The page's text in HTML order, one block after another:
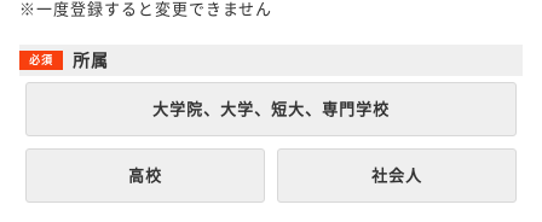
※一度登録すると変更できません
所属
大学院、大学、短大、専門学校
高校 社会人